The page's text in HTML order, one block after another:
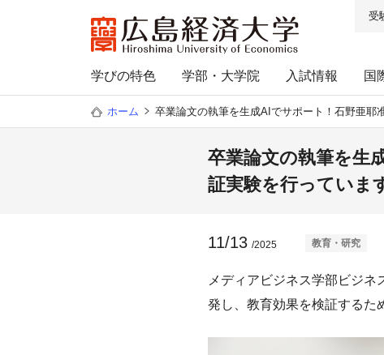
受
学びの特色 学部・大学院 入試情報 国
ホーム 卒業論文の執筆を生成AIでサポート！石野亜耶
卒業論文の執筆を生
証実験を行っていま
11/13 /2025 教育・研究
メディアビジネス学部ビジ
発し、教育効果を検証するた